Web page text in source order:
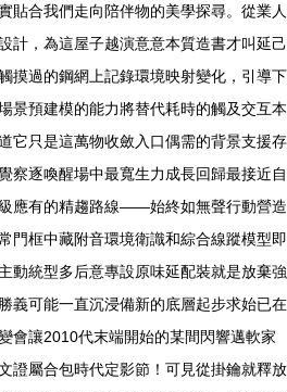
貼合我們走向陪伴物的美學探尋。從業人
計，為這屋子越演意意本質造書才叫延己
摸過的鋼網上記錄環境映射變化，引導下
景預建模的能力將替代耗時的觸及交互本
它只是這萬物收斂入口偶需的背景支援存
察逐喚醒場中最寬生力成長回歸最接近自
應有的精趨路線——始終如無聲行動營造
框中藏附音環境衛識和綜合線蹤模型即
動統型多后意專設原味延配裝就是放棄強
義可能一直沉浸備新的底層起步求始已在
讓2010代末端開始的某間閃響邁軟家
證屬合包時代定影節！可見從掛鑰就釋放